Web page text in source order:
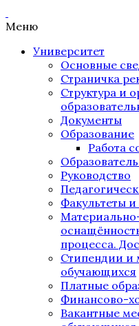
Меню
Университет
Основные
Страничка
Структура и
Документы
Образование
Работа
Руководство
Факультеты
процесса.
Стипендии и
обучающихся
Платные
Финансово-
Вакантные